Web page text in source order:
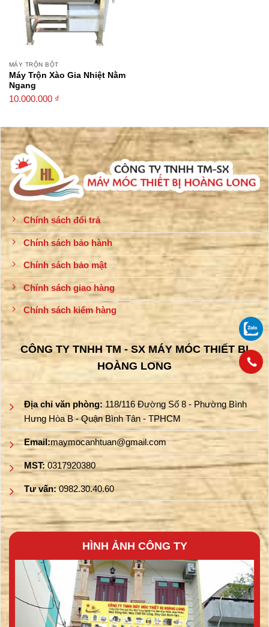
MÁY TRỘN BỘT
Máy Trộn Xào Gia Nhiệt Nằm
Ngang
10.000.000 ₫
Chính sách đổi trả
Chính sách bảo hành
Chính sách bảo mật
Chính sách giao hàng
Chính sách kiểm hàng
CÔNG TY TNHH TM - SX MÁY MÓC THIẾT BỊ
HOÀNG LONG
Địa chỉ văn phòng: 118/116 Đường Số 8 - Phường Bình
Hưng Hòa B - Quận Bình Tân - TPHCM
Email:maymocanhtuan@gmail.com
MST:0317920380
Tư vấn:0982.30.40.60
HÌNH ẢNH CÔNG TY